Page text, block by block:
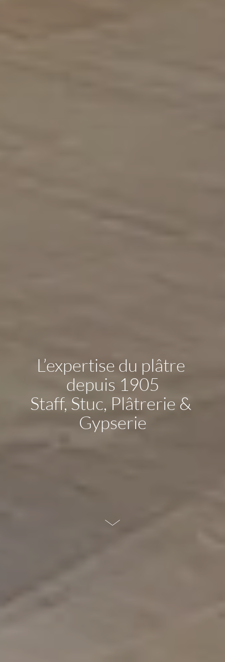
L’expertise du plâtre
depuis 1905
Staff, Stuc, Plâtrerie &
Gypserie